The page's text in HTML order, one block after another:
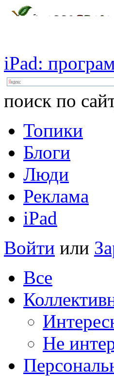
iPad:
поиск по
Топики
Блоги
Люди
Реклама
iPad
Войти или
Все
Не